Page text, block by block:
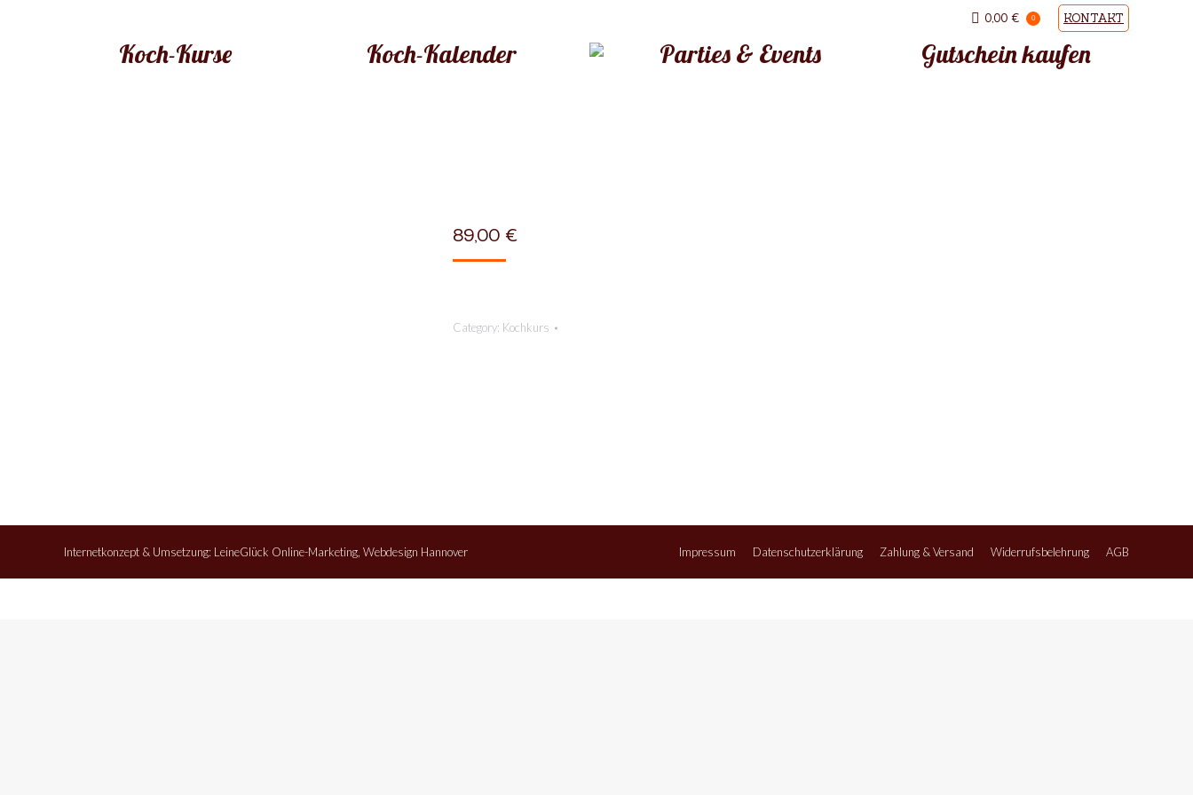
0,00 € 0 KONTAKT
Koch-Kurse Koch-Kalender Parties & Events Gutschein kaufen
89,00 €
Category: Kochkurs
Internetkonzept & Umsetzung: LeineGlück Online-Marketing Webdesign Hannover Impressum Datenschutzerklärung Zahlung & Versand Widerrufsbelehrung AGB